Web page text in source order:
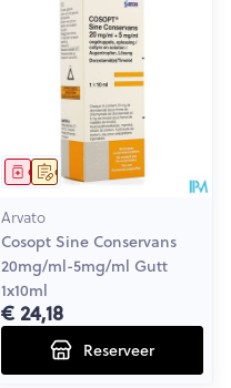
Op voorschrift
Geneesmiddel
Arvato
Cosopt Sine Conservans
20mg/ml-5mg/ml Gutt
1x10ml
€ 24,18
Reserveer